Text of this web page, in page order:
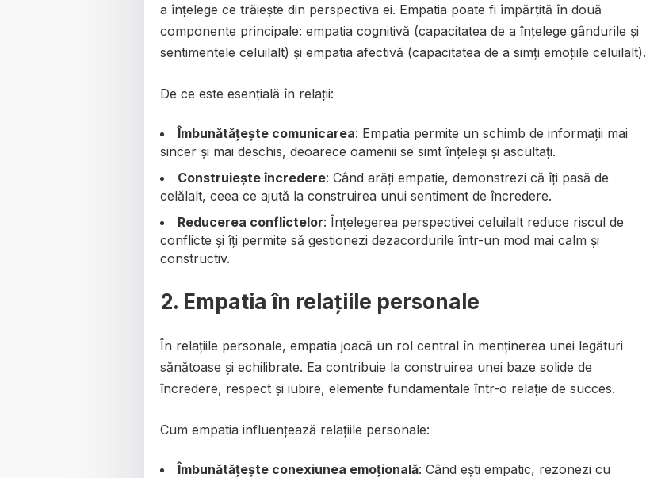
a înțelege ce trăiește din perspectiva ei. Empatia poate fi împărțită în două
componente principale: empatia cognitivă (capacitatea de a înțelege gândurile și
sentimentele celuilalt) și empatia afectivă (capacitatea de a simți emoțiile celuilalt).
De ce este esențială în relații:
Îmbunătățește comunicarea: Empatia permite un schimb de informații mai
sincer și mai deschis, deoarece oamenii se simt înțeleși și ascultați.
Construiește încredere: Când arăți empatie, demonstrezi că îți pasă de
celălalt, ceea ce ajută la construirea unui sentiment de încredere.
Reducerea conflictelor: Înțelegerea perspectivei celuilalt reduce riscul de
conflicte și îți permite să gestionezi dezacordurile într-un mod mai calm și
constructiv.
2. Empatia în relațiile personale
În relațiile personale, empatia joacă un rol central în menținerea unei legături
sănătoase și echilibrate. Ea contribuie la construirea unei baze solide de
încredere, respect și iubire, elemente fundamentale într-o relație de succes.
Cum empatia influențează relațiile personale:
Îmbunătățește conexiunea emoțională: Când ești empatic, rezonezi cu